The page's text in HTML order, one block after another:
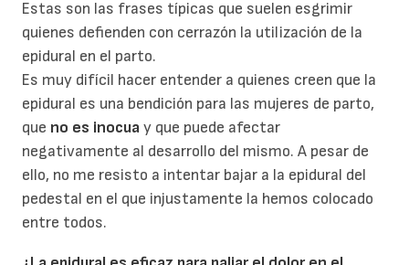
Estas son las frases típicas que suelen esgrimir
quienes defienden con cerrazón la utilización de la
epidural en el parto.
Es muy difícil hacer entender a quienes creen que la
epidural es una bendición para las mujeres de parto,
que no es inocua y que puede afectar
negativamente al desarrollo del mismo. A pesar de
ello, no me resisto a intentar bajar a la epidural del
pedestal en el que injustamente la hemos colocado
entre todos.